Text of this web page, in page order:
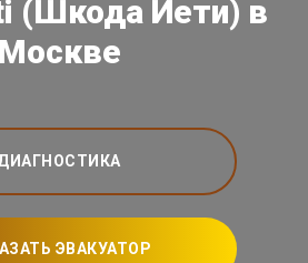
(Шкода Йети) в
Москве
ЭВАКУАТОР